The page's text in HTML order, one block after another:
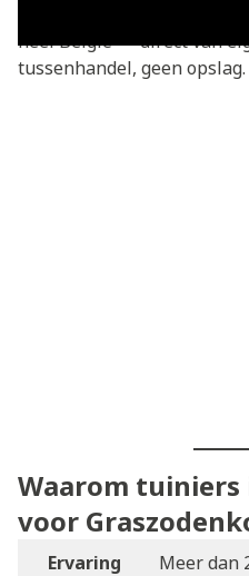
heel België — direct van
tussenhandel, geen opslag.
Waarom tuiniers
voor
Ervaring Meer dan